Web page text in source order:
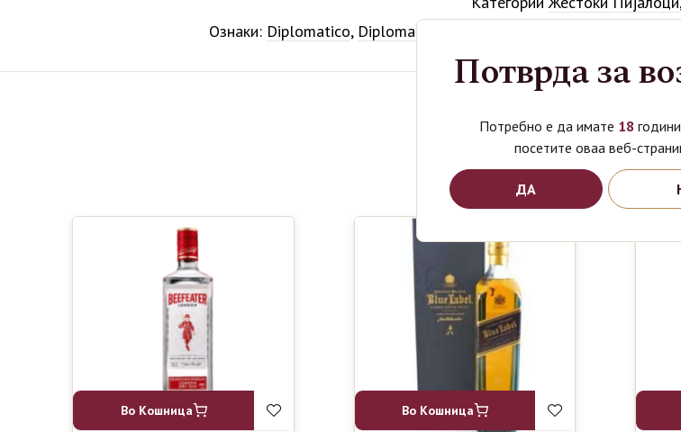
Ознаки: Diplomatico, Diplomatico Reserva Exclusiva Rum
Поврзани
Во Кошница Во Кошница
Потврда за
Потребно е да имате 18
посетите оваа веб-
ДА